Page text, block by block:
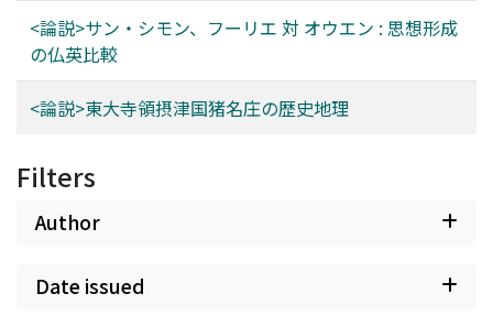
<論説>サン・シモン、フーリエ 対 オウエン : 思想形成
の仏英比較
<論説>東大寺領摂津国猪名庄の歴史地理
Filters
Author
Date issued